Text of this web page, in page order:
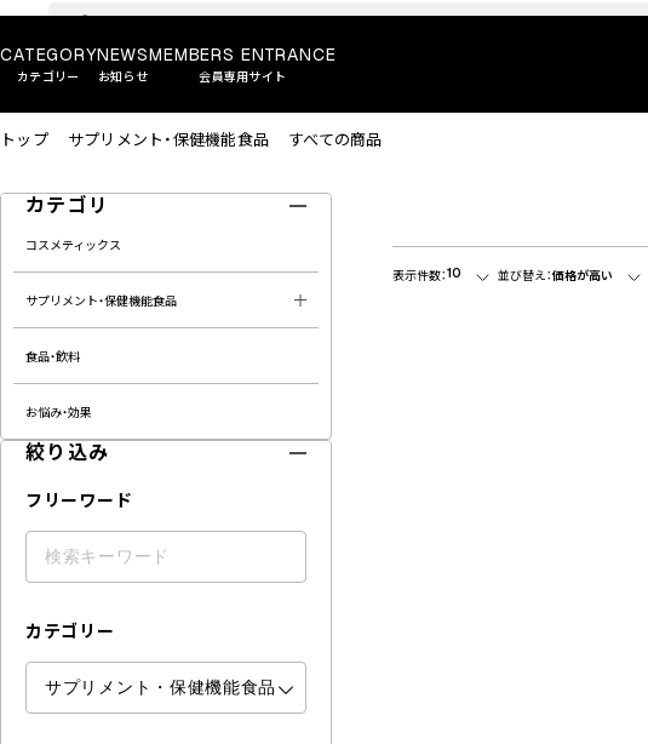
CATEGORY
カテゴリー
NEWS
お知らせ
MEMBERS ENTRANCE
会員専用サイト
トップ サプリメント・保健機能食品 すべての商品
カテゴリ
コスメティックス
サプリメント・保健機能食品
食品・飲料
お悩み・効果
絞り込み
フリーワード
カテゴリー
表示件数：10 並び替え：価格が高い